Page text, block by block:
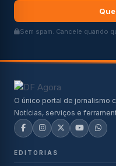
Sem spam. Cancele quando
O único portal de jornalismo
Notícias, serviços e
EDITORIAS